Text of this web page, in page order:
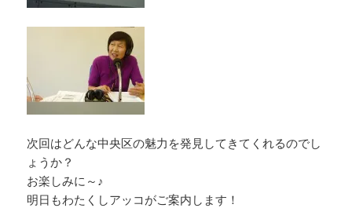
次回はどんな中央区の魅力を発見してきてくれるのでし
ょうか？
お楽しみに～♪
明日もわたくしアッコがご案内します！